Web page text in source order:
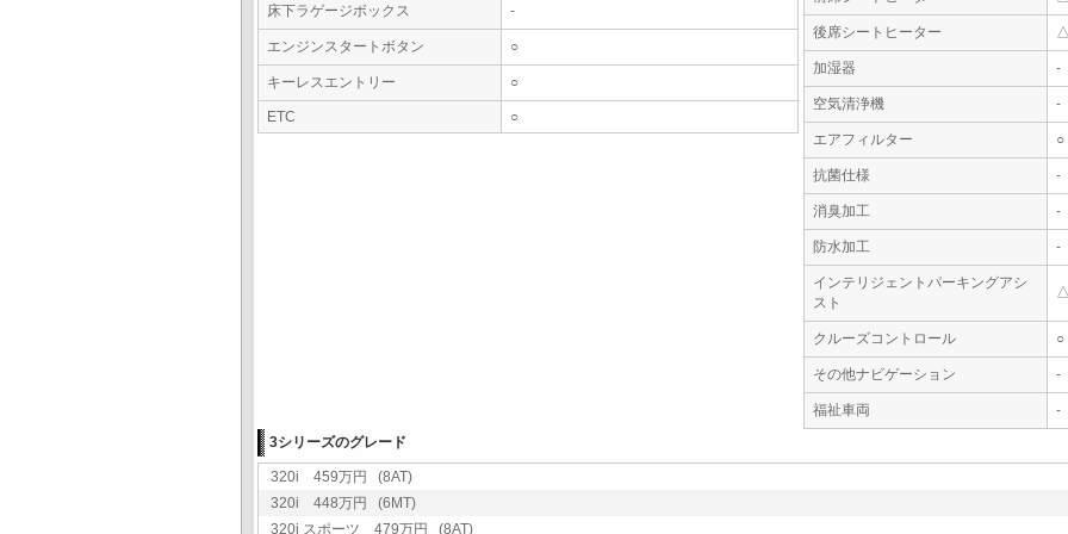
床下ラゲージボックス -
エンジンスタートボタン ○
キーレスエントリー ○
ETC ○
後席シートヒーター
加湿器 -
空気清浄機 -
エアフィルター ○
抗菌仕様 -
消臭加工 -
防水加工 -
インテリジェントパーキングアシ
スト
クルーズコントロール ○
その他ナビゲーション -
福祉車両
-
3シリーズのグレード
320i 459万円 (8AT)
320i 448万円 (6MT)
320i スポーツ 479万円 (8AT)